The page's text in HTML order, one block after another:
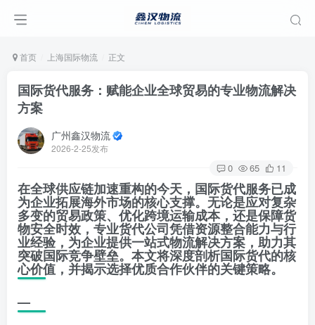
首页 上海国际物流 正文
国际货代服务：赋能企业全球贸易的专业物流解决
方案
广州鑫汉物流
2026-2-25发布
0 65 11
在全球供应链加速重构的今天，国际货代服务已成
为企业拓展海外市场的核心支撑。无论是应对复杂
多变的贸易政策、优化跨境运输成本，还是保障货
物安全时效，专业货代公司凭借资源整合能力与行
业经验，为企业提供一站式物流解决方案，助力其
突破国际竞争壁垒。本文将深度剖析国际货代的核
心价值，并揭示选择优质合作伙伴的关键策略。
—